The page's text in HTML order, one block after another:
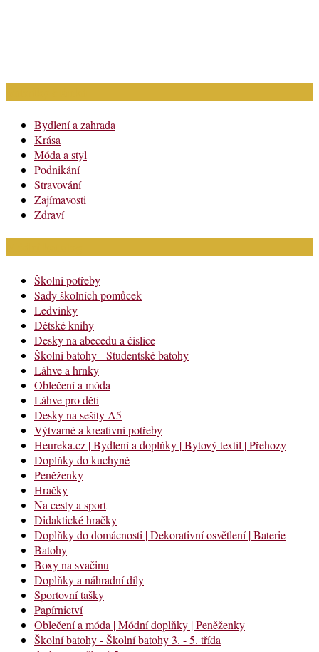
Bydlení a zahrada
Krása
Móda a styl
Podnikání
Stravování
Zajímavosti
Zdraví
Školní potřeby
Sady školních pomůcek
Ledvinky
Dětské knihy
Desky na abecedu a číslice
Školní batohy - Studentské batohy
Láhve a hrnky
Oblečení a móda
Láhve pro děti
Desky na sešity A5
Výtvarné a kreativní potřeby
Heureka.cz | Bydlení a doplňky | Bytový textil | Přehozy
Doplňky do kuchyně
Peněženky
Hračky
Na cesty a sport
Didaktické hračky
Doplňky do domácnosti | Dekorativní osvětlení | Baterie
Batohy
Boxy na svačinu
Doplňky a náhradní díly
Sportovní tašky
Papírnictví
Oblečení a móda | Módní doplňky | Peněženky
Školní batohy - Školní batohy 3. - 5. třída